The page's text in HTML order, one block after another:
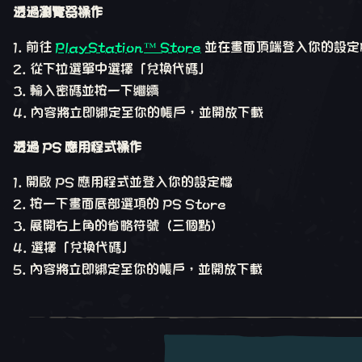
透過瀏覽器操作
前往 PlayStation™ Store 並在畫面頂端登入你的設
從下拉選單中選擇「兌換代碼」
輸入密碼並按一下繼續
內容將立即綁定至你的帳戶，並開放下載
透過 PS 應用程式操作
開啟 PS 應用程式並登入你的設定檔
按一下畫面底部選項的 PS Store
展開右上角的省略符號（三個點）
選擇「兌換代碼」
內容將立即綁定至你的帳戶，並開放下載